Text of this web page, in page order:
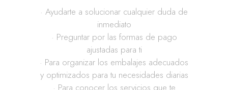
· Ayudarte a solucionar cualquier duda de
inmediato
· Preguntar por las formas de pago
ajustadas para ti
· Para organizar los embalajes adecuados
y optimizados para tu necesidades diarias